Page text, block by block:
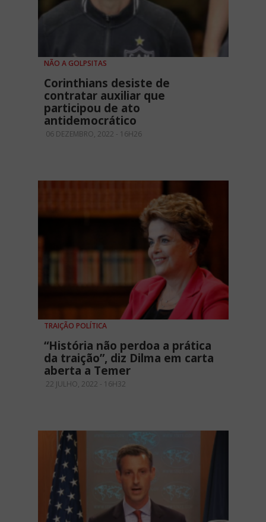
NÃO A GOLPSITAS
Corinthians desiste de
contratar auxiliar que
participou de ato
antidemocrático
06 DEZEMBRO, 2022 - 16H26
TRAIÇÃO POLÍTICA
“História não perdoa a prática
da traição”, diz Dilma em carta
aberta a Temer
22 JULHO, 2022 - 16H32